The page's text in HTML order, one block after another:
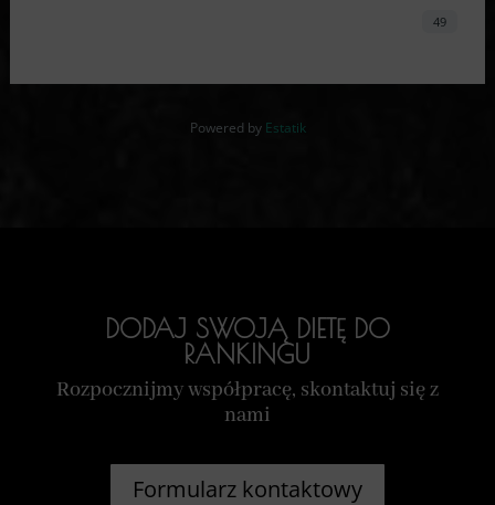
49
Powered by Estatik
DODAJ SWOJĄ DIETĘ DO
RANKINGU
Rozpocznijmy współpracę, skontaktuj się z
nami
Formularz kontaktowy